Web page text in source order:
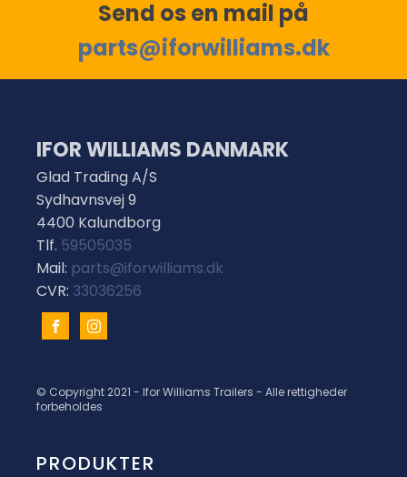
Send os en mail på
parts@iforwilliams.dk
IFOR WILLIAMS DANMARK
Glad Trading A/S
Sydhavnsvej 9
4400 Kalundborg
Tlf. 59505035
Mail: parts@iforwilliams.dk
CVR: 33036256
© Copyright 2021 - Ifor Williams Trailers - Alle rettigheder
forbeholdes
PRODUKTER